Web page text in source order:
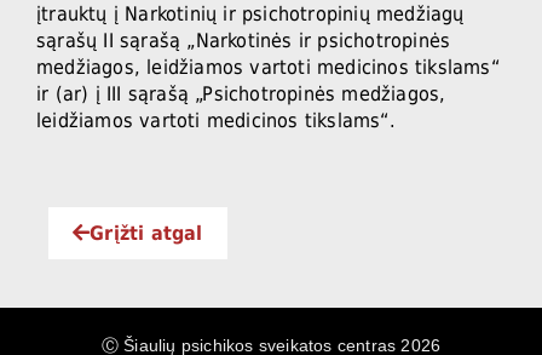
įtrauktų į Narkotinių ir psichotropinių medžiagų
sąrašų II sąrašą „Narkotinės ir psichotropinės
medžiagos, leidžiamos vartoti medicinos tikslams“
ir (ar) į III sąrašą „Psichotropinės medžiagos,
leidžiamos vartoti medicinos tikslams“.
Grįžti atgal
Ⓒ Šiaulių psichikos sveikatos centras 2026